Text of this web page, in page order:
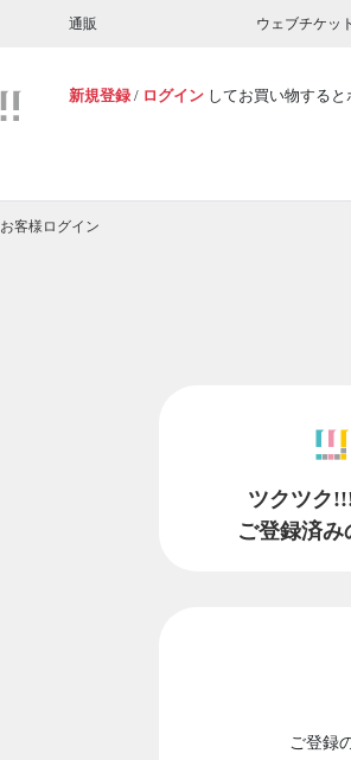
通販 ウェブチケット
新規登録 / ログイン してお買い物すると
お客様ログイン
ツクツク
ご登録済み
ご登録